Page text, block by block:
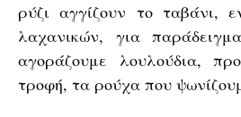
ρύζι αγγίζουν το ταβάνι,
λαχανικών, για
αγοράζουμε λουλούδια,
τροφή, τα ρούχα που